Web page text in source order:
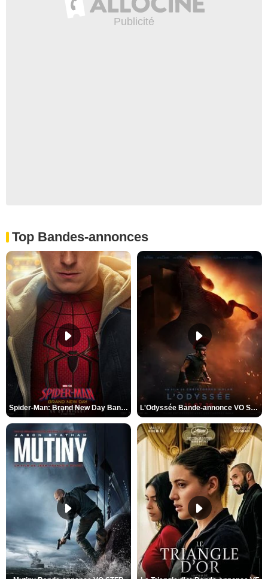
Top Bandes-annonces
Spider-Man: Brand New Day Bande-annonce VO STFR L'Odyssée Bande-annonce VO STFR